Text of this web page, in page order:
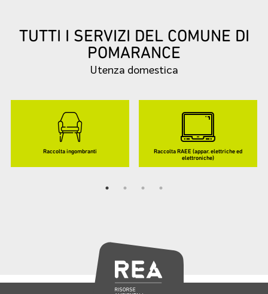
TUTTI I SERVIZI DEL COMUNE DI
POMARANCE
Utenza domestica
Raccolta ingombranti
Raccolta RAEE (appar. elettriche ed
elettroniche)